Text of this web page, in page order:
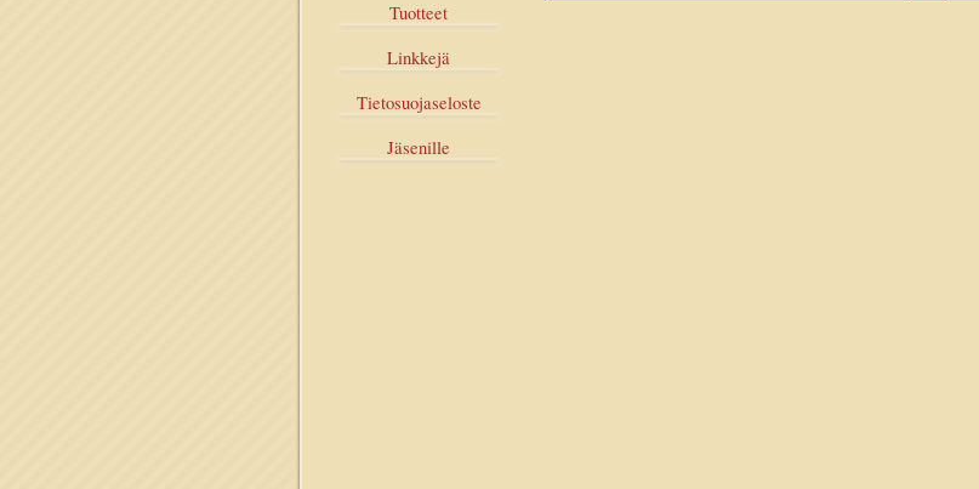
Tuotteet
Linkkejä
Tietosuojaseloste
Jäsenille